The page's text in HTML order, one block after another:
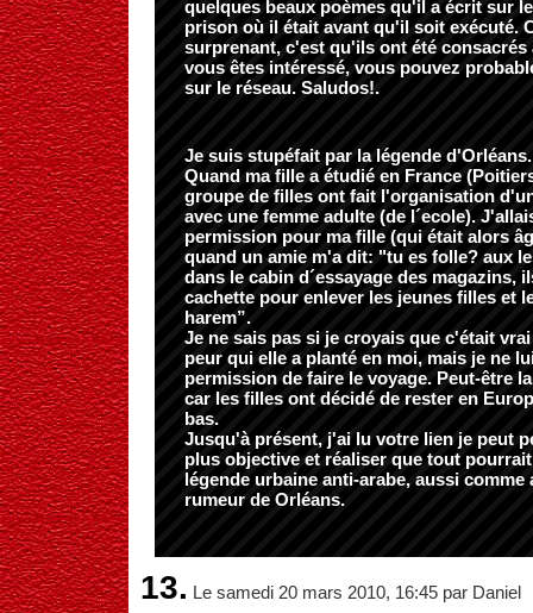
quelques beaux poèmes qu'il a écrit sur
prison où il était avant qu'il soit exécuté.
surprenant, c'est qu'ils ont été consacrés
vous êtes intéressé, vous pouvez
sur le réseau. Saludos!.
Je suis stupéfait par la légende d'Orléans.
Quand ma fille a étudié en France
groupe de filles ont fait l'organisation
avec une femme adulte (de l´ecole).
permission pour ma fille (qui était alors
quand un amie m'a dit: "tu es folle? aux
dans le cabin d´essayage des magazins,
cachette pour enlever les jeunes filles et
harem”.
Je ne sais pas si je croyais que c'était
peur qui elle a planté en moi, mais je ne
permission de faire le voyage. Peut-être
car les filles ont décidé de rester en
bas.
Jusqu'à présent, j'ai lu votre lien je peut
plus objective et réaliser que tout
légende urbaine anti-arabe, aussi comme
rumeur de Orléans.
13. Le samedi 20 mars 2010, 16:45 par Daniel